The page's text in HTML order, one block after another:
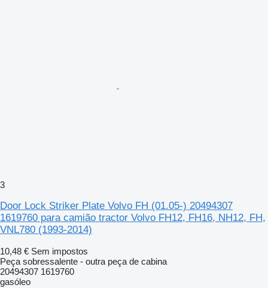
3
Door Lock Striker Plate Volvo FH (01.05-) 20494307
1619760 para camião tractor Volvo FH12, FH16, NH12, FH,
VNL780 (1993-2014)
10,48 € Sem impostos
Peça sobressalente - outra peça de cabina
20494307 1619760
gasóleo